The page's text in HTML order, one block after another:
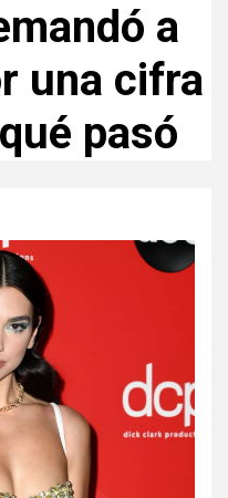
a
una cifra
pasó